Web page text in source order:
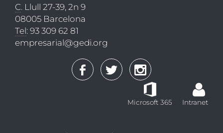
C. Llull 27-39, 2n 9
08005 Barcelona
Tel: 93 309 62 81
empresarial@gedi.org
Microsoft 365 Intranet